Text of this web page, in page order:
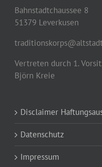
Bahnstadtchaussee 8
51379 Leverkusen
Vertreten durch 1.
Björn Kreie
Disclaimer
Datenschutz
Impressum